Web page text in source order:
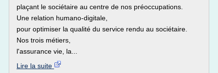
plaçant le sociétaire au centre de nos préoccupations.
Une relation humano-digitale,
pour optimiser la qualité du service rendu au sociétaire.
Nos trois métiers,
l'assurance vie, la...
Lire la suite